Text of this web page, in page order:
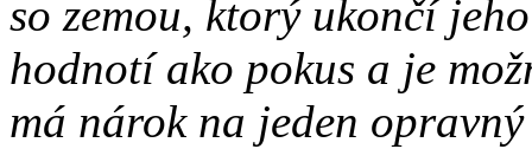
so zemou, ktorý ukončí
hodnotí ako pokus a je
má nárok na jeden